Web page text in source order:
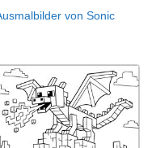
von Sonic